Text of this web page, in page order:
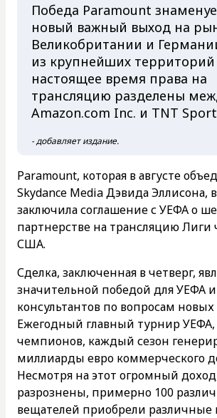
Победа Paramount
новый важный выход на
Великобритании и
из крупнейших
настоящее время права на
трансляцию разделены
Amazon.com Inc. и TNT
- добавляет издание.
Paramount, которая в августе
Skydance Media Дэвида Эллисона,
заключила соглашение с УЕФА о
партнерстве на трансляцию
США.
Сделка, заключенная в четверг,
значительной победой для УЕФА и
консультантов по вопросам
Ежегодный главный турнир УЕФА,
чемпионов, каждый сезон
миллиарды евро коммерческого
Несмотря на этот огромный
разрознены, примерно 100
вещателей приобрели различные